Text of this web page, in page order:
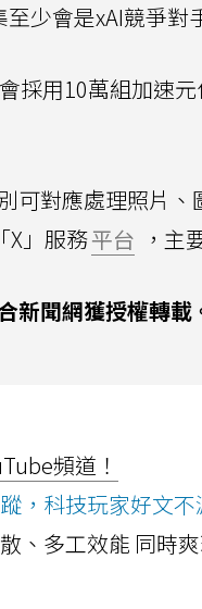
少會是xAI競爭對
採用10萬組加速
可對應處理照片
X」服務平台 ，主
新聞網獲授權轉載
頻道！
，科技玩家好文不
、多工效能 同時